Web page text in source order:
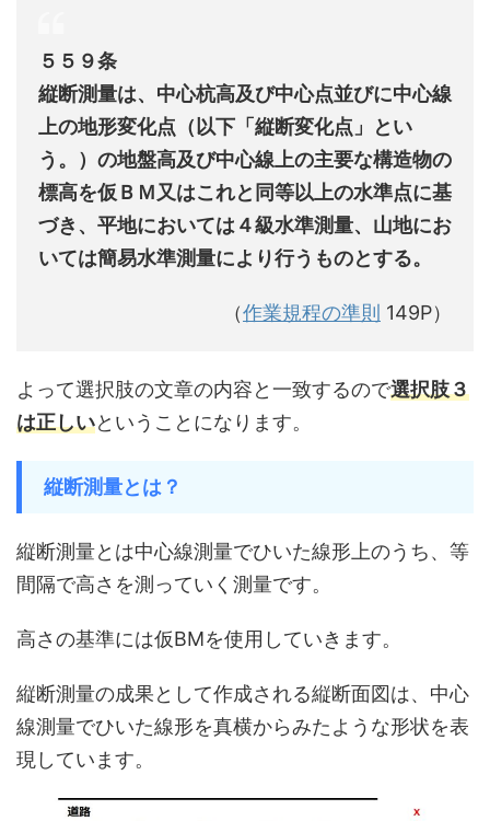
５５９条
縦断測量は、中心杭高及び中心点並びに中心線
上の地形変化点（以下「縦断変化点」とい
う。）の地盤高及び中心線上の主要な構造物の
標高を仮ＢＭ又はこれと同等以上の水準点に基
づき、平地においては４級水準測量、山地にお
いては簡易水準測量により行うものとする。
（作業規程の準則 149P）
よって選択肢の文章の内容と一致するので選択肢３
は正しいということになります。
縦断測量とは？
縦断測量とは中心線測量でひいた線形上のうち、等
間隔で高さを測っていく測量です。
高さの基準には仮BMを使用していきます。
縦断測量の成果として作成される縦断面図は、中心
線測量でひいた線形を真横からみたような形状を表
現しています。